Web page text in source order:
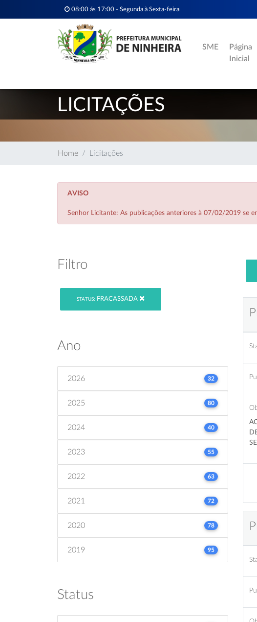
08:00 ás 17:00 - Segunda à Sexta-feira
SME
Página
Inicial
LICITAÇÕES
Home Licitações
AVISO
Senhor Licitante: As publicações anteriores à 07/02/2019 se
Filtro
STATUS: FRACASSADA
Ano
2026 32
2025 80
2024 40
2023 55
2022 63
2021 72
2020 78
2019 95
Status